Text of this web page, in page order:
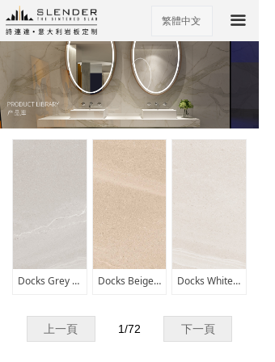
끀
ꀅ
繁體中文
Docks Grey CE03 Docks Beige CE01 Docks White CE02
上一頁 下一頁
1/72